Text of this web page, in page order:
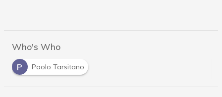
Who's Who
P
Paolo Tarsitano